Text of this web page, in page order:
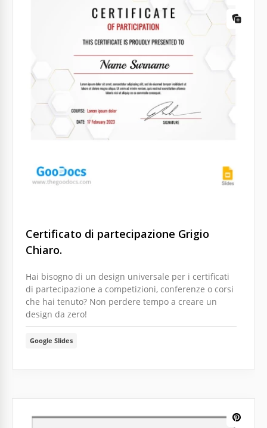
Certificato di partecipazione Grigio
Chiaro.
Hai bisogno di un design universale per i certificati
di partecipazione a competizioni, conferenze o corsi
che hai tenuto? Non perdere tempo a creare un
design da zero!
Google Slides